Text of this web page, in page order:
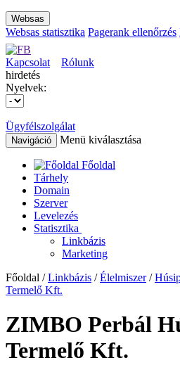
Websas
Websas statisztika Pagerank ellenőrzés
Kapcsolat
Rólunk
hirdetés
Nyelvek:
Ügyfélszolgálat
Navigáció Menü kiválasztása
Főoldal
Tárhely
Domain
Szerver
Levelezés
Statisztika
Linkbázis
Marketing
Főoldal /Linkbázis /Élelmiszer/
Termelő Kft.
ZIMBO Perbál
Termelő Kft.